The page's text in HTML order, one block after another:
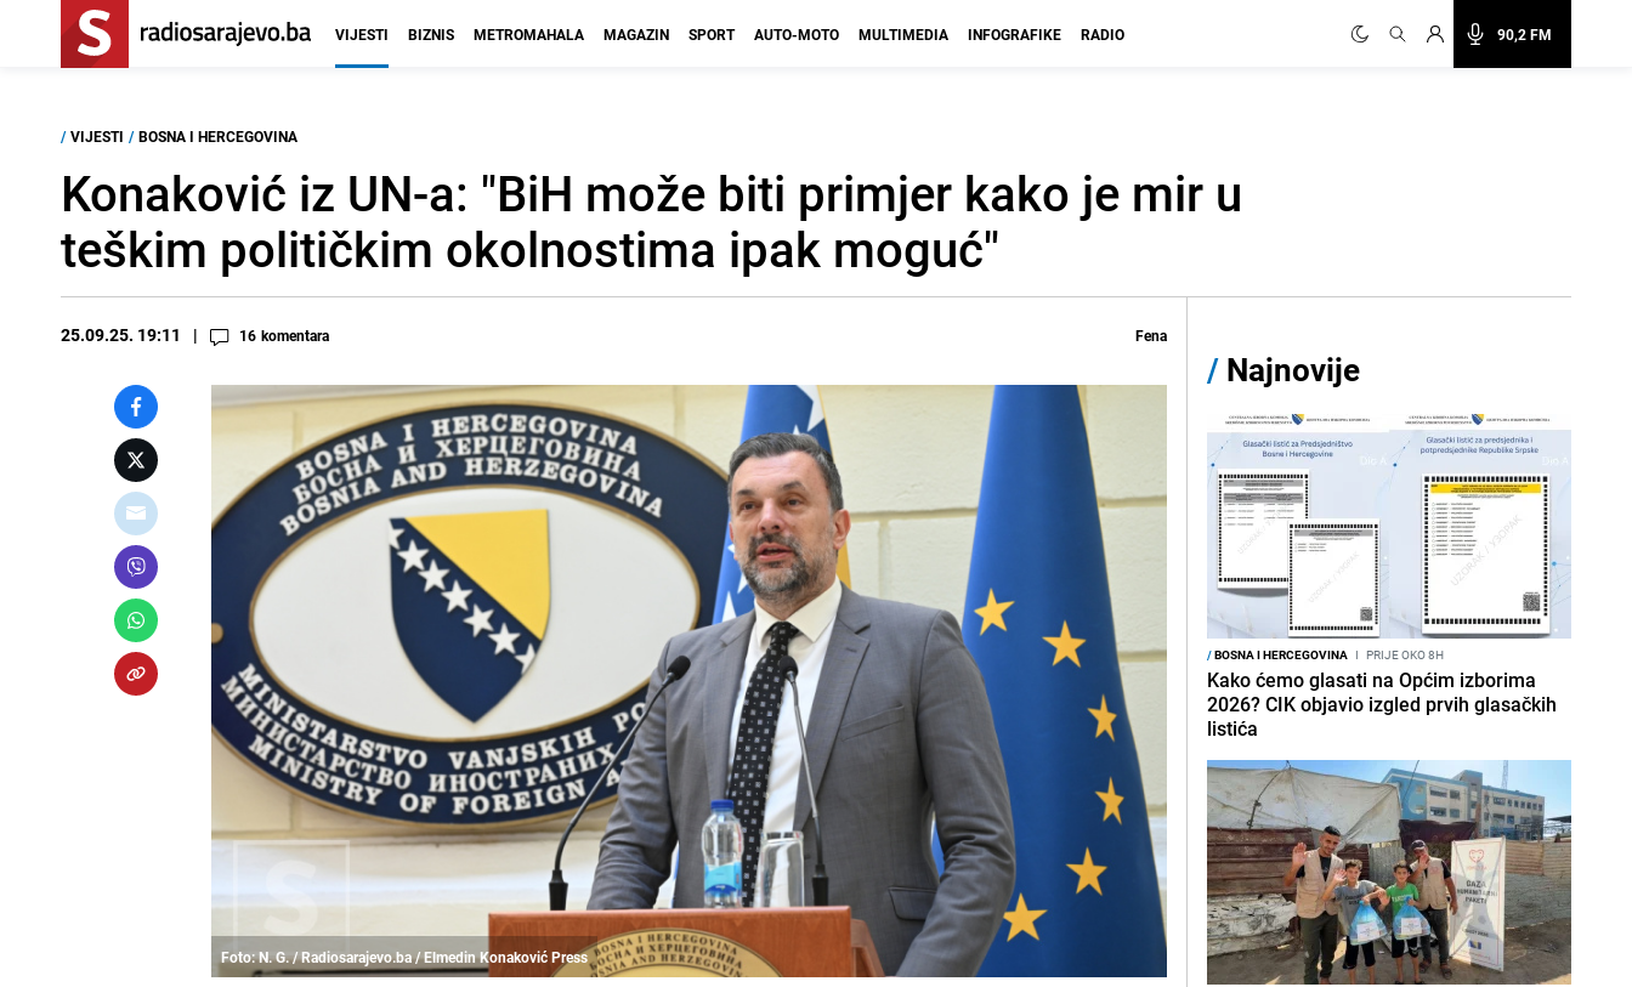
90,2 FM
VIJESTI BIZNIS METROMAHALA MAGAZIN SPORT AUTO-MOTO MULTIMEDIA INFOGRAFIKE RADIO
/ VIJESTI / BOSNA I HERCEGOVINA
Konaković iz UN-a: "BiH može biti primjer kako je mir u
teškim političkim okolnostima ipak moguć"
25.09.25. 19:11 16 komentara Fena
Foto: N. G. / Radiosarajevo.ba / Elmedin Konaković Press
/ Najnovije
/BOSNA I HERCEGOVINA I PRIJE OKO 8H
Kako ćemo glasati na Općim izborima
2026? CIK objavio izgled prvih glasačkih
listića